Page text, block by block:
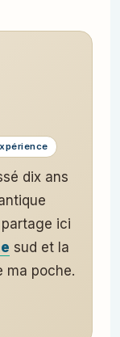
dix ans
ici
sud et la
ma poche.